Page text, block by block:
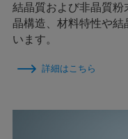
結晶質および非晶質
晶構造、材料特性や
います。
詳細はこちら